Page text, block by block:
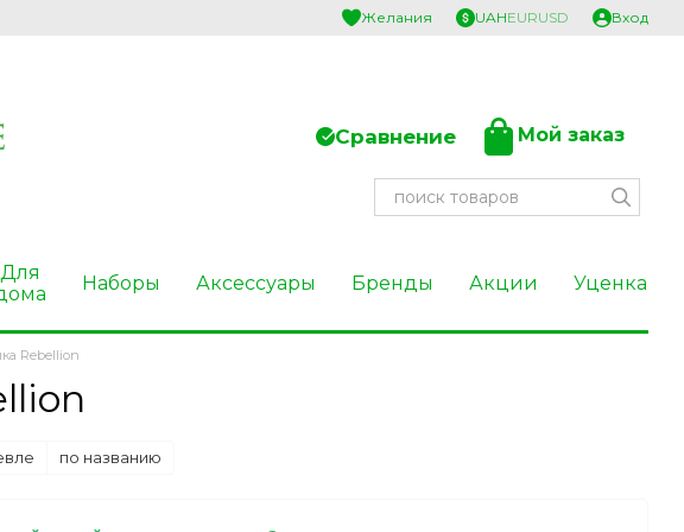
Желания UAHEURUSD Вход
Сравнение Мой заказ
Для
Наборы Аксессуары Бренды Акции Уценка
Rebellion
по названию